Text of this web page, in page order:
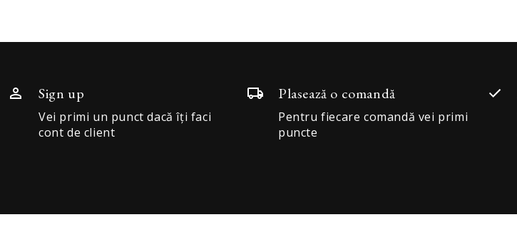
Sign up
Vei primi un punct dacă îți faci
cont de client
Plasează o comandă
Pentru fiecare comandă vei primi
puncte